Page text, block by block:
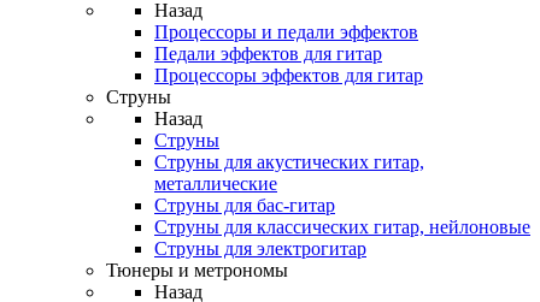
Назад
Процессоры и педали эффектов
Педали эффектов для гитар
Процессоры эффектов для гитар
Струны
Назад
Струны
Струны для акустических гитар,
металлические
Струны для бас-гитар
Струны для классических гитар, нейлоновые
Струны для электрогитар
Тюнеры и метрономы
Назад